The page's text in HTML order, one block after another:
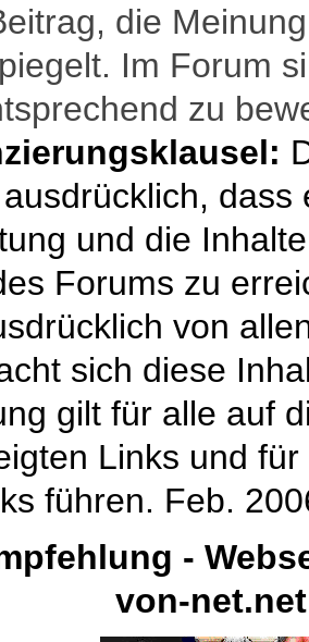
die
Im Forum
zu
und die
Forums zu
von
sich diese
gilt für alle auf
Links und
führen. Feb.
-
von-net.net